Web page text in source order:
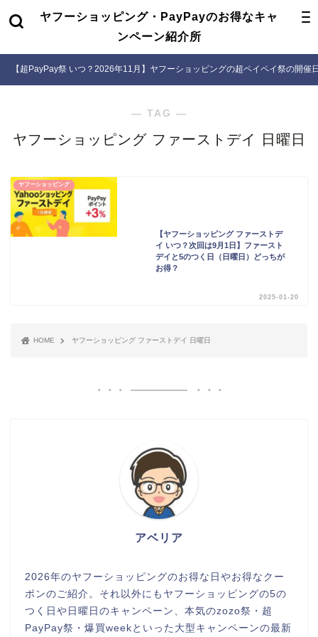
ヤフーショッピング・PayPayのお得なキャ
ンペーン紹介所
【超PayPay祭 いつ？2026年11月】ヤフーショッピングの超ペイペイ祭の開催
― TAG ―
ヤフーショッピング ファーストデイ 日曜日
ヤフーショッピング
【ヤフーショッピング ファーストデ
イ いつ？次回は9月1日】ファースト
デイと5のつく日（日曜日）どっちが
お得？
2025-01-20
HOME ヤフーショッピング ファーストデイ 日曜日
アベリア
2026年のヤフーショッピングのお得な日やお得なクー
ポンのご紹介。それ以外にもヤフーショッピングの5の
つく日や日曜日のキャンペーン、本気のzozo祭・超
PayPay祭・爆買weekといった大型キャンペーンの最新